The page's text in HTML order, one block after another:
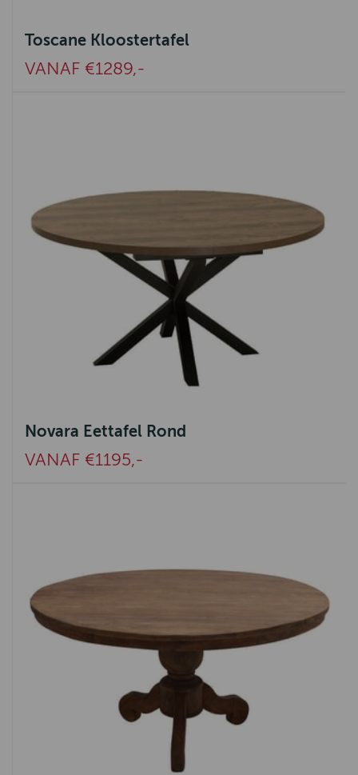
Toscane Kloostertafel
VANAF €1289,-
Novara Eettafel Rond
VANAF €1195,-